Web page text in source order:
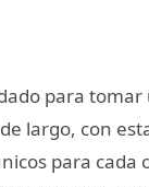
para
largo, con
para cada